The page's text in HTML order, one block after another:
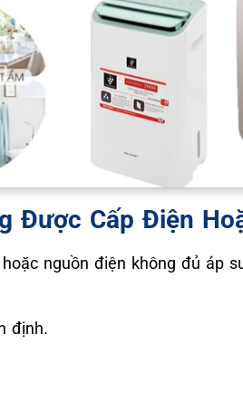
Được Cấp Điện
nguồn điện không đủ áp
định.